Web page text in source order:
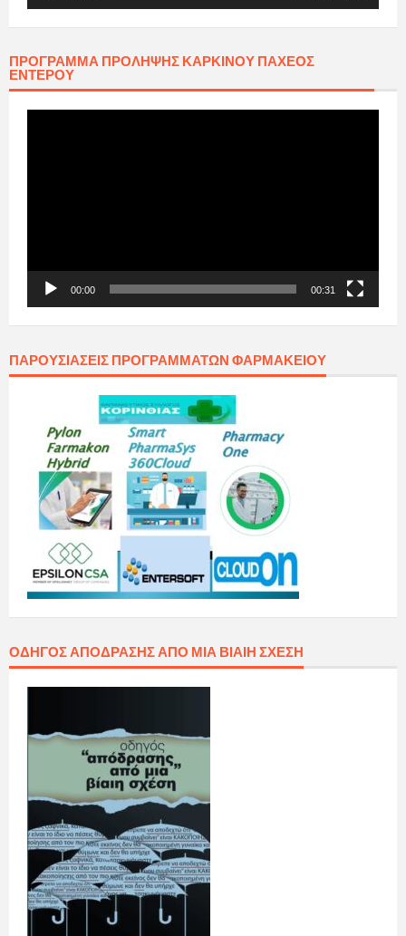
ΠΡΟΓΡΑΜΜΑ ΠΡΟΛΗΨΗΣ ΚΑΡΚΙΝΟΥ ΠΑΧΕΟΣ
ΕΝΤΕΡΟΥ
00:00 00:31
ΠΑΡΟΥΣΙΆΣΕΙΣ ΠΡΟΓΡΑΜΜΆΤΩΝ ΦΑΡΜΑΚΕΊΟΥ
ΟΔΗΓΌΣ ΑΠΌΔΡΑΣΗΣ ΑΠΌ ΜΙΑ ΒΊΑΙΗ ΣΧΈΣΗ